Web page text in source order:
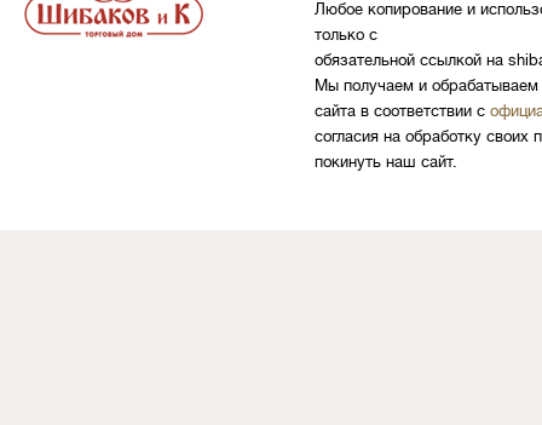
Любое копирование и
только с
обязательной ссылкой на
Мы получаем и обрабатываем
сайта в соответствии с
согласия на обработку
покинуть наш сайт.